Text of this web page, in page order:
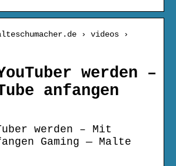
› videos ›
werden –
anfangen
werden – Mit
Gaming — Malte